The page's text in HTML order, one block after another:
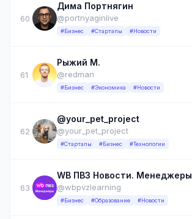
60
Дима Портнягин
@portnyaginlive
#Бизнес #Стартапы #Новости
61
Рыжий М.
@redman
#Бизнес #Экономика #Новости
62
@your_pet_project
@your_pet_project
#Стартапы #Бизнес #Технологии
63
WB ПВЗ Новости. Менеджеры
@wbpvzlearning
#Бизнес #Образование #Новости